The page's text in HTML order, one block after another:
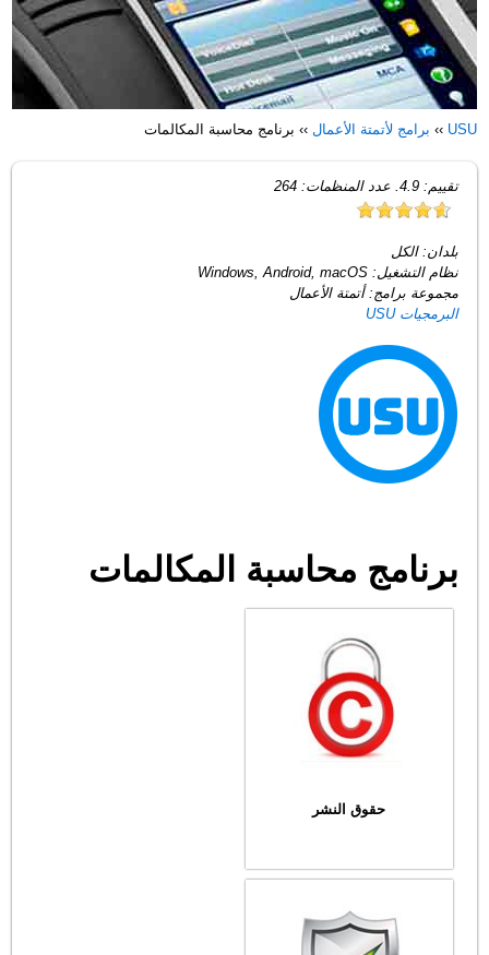
USU
›› برامج لأتمتة الأعمال ›› برنامج محاسبة المكالمات
تقييم:4.9 . عدد المنظمات:264
بلدان:الكل
نظام التشغيل:Windows, Android, macOS
مجموعة برامج:أتمتة الأعمال
البرمجيات USU
برنامج محاسبة المكالمات
حقوق النشر